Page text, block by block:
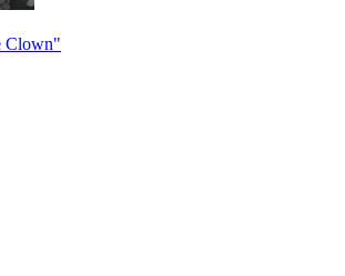
Clown"